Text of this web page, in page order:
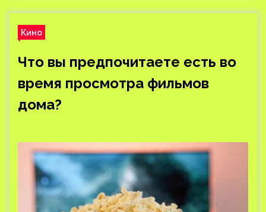
Кино
Что вы предпочитаете есть во
время просмотра фильмов
дома?